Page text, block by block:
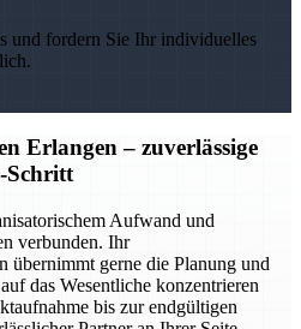
und fordern Sie Ihr individuelles
Erlangen – zuverlässige
Schritt
Aufwand und
verbunden. Ihr
übernimmt gerne die Planung und
das Wesentliche konzentrieren
bis zur endgültigen